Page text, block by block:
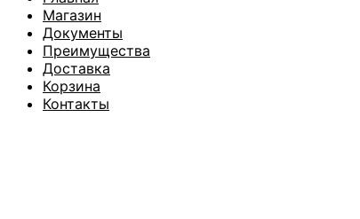
Магазин
Документы
Преимущества
Доставка
Корзина
Контакты